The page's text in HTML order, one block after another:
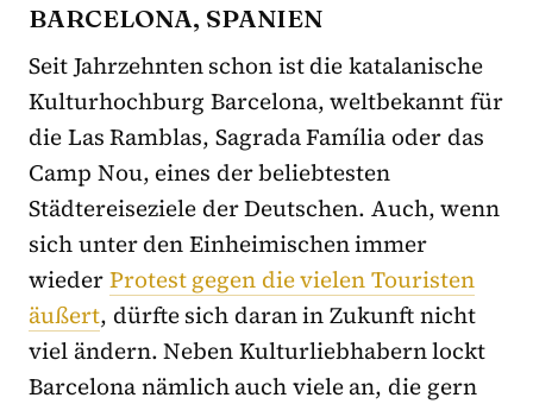
BARCELONA, SPANIEN
Seit Jahrzehnten schon ist die katalanische
Kulturhochburg Barcelona, weltbekannt für
die Las Ramblas, Sagrada Família oder das
Camp Nou, eines der beliebtesten
Städtereiseziele der Deutschen. Auch, wenn
sich unter den Einheimischen immer
wiederProtest gegen die vielen Touristen
äußert, dürfte sich daran in Zukunft nicht
viel ändern. Neben Kulturliebhabern lockt
Barcelona nämlich auch viele an, die gern